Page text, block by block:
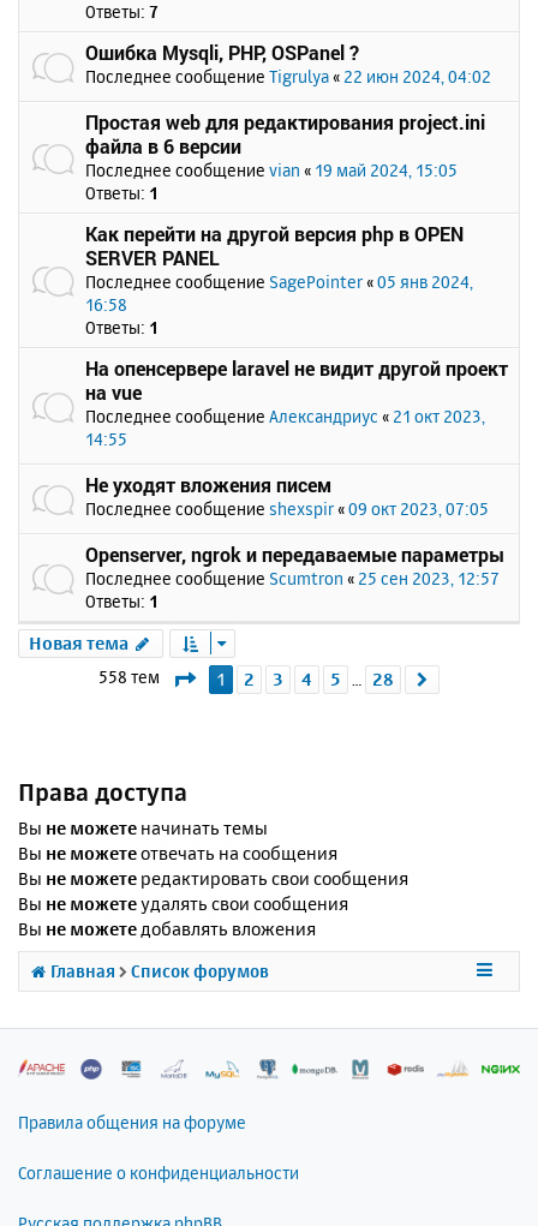
Ответы: 7
Ошибка Mysqli, PHP, OSPanel ?
Последнее сообщение Tigrulya « 22 июн 2024, 04:02
Простая web для редактирования project.ini
файла в 6 версии
Последнее сообщение vian « 19 май 2024, 15:05
Ответы: 1
Как перейти на другой версия php в OPEN
SERVER PANEL
Последнее сообщение SagePointer «05 янв 2024,
16:58
Ответы: 1
На опенсервере laravel не видит другой проект
на vue
Последнее сообщение Александриус « 21 окт 2023,
14:55
Не уходят вложения писем
Последнее сообщение shexspir «09 окт 2023, 07:05
Openserver, ngrok и передаваемые параметры
Последнее сообщение Scumtron « 25 сен 2023, 12:57
Ответы: 1
Новая тема
558 тем Страница1 из 28
1 2 3 4 5 28
Права доступа
Вы не можете начинать темы
Вы не можетеотвечать на сообщения
Вы не можете редактировать свои сообщения
Вы не можетеудалять свои сообщения
Вы не можетедобавлять вложения
Главная Список форумов
Правила общения на форуме
Соглашение о конфиденциальности